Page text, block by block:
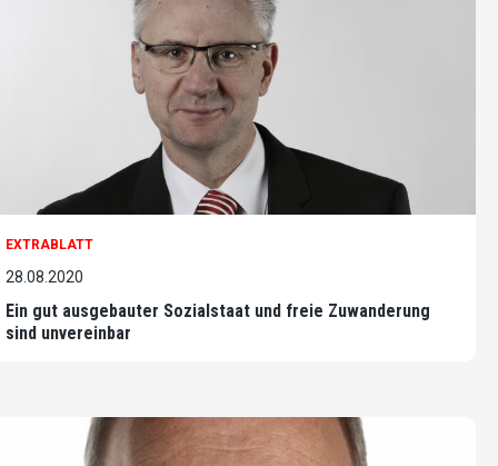
EXTRABLATT
28.08.2020
Ein gut ausgebauter Sozialstaat und freie Zuwanderung
sind unvereinbar